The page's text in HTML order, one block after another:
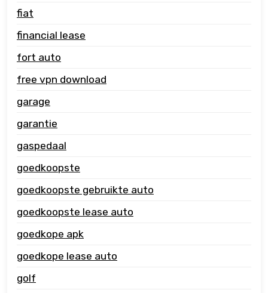
fiat
financial lease
fort auto
free vpn download
garage
garantie
gaspedaal
goedkoopste
goedkoopste gebruikte auto
goedkoopste lease auto
goedkope apk
goedkope lease auto
golf